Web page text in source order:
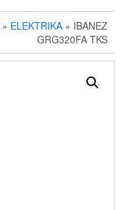
» ELEKTRIKA » IBANEZ
GRG320FA TKS